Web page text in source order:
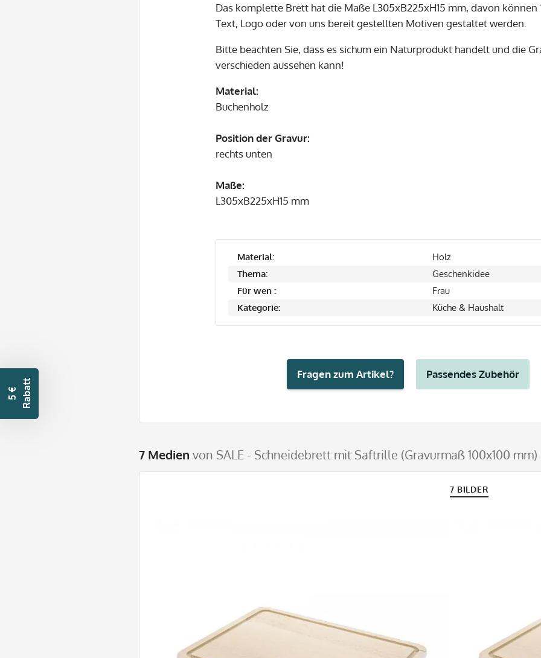
Das komplette Brett hat die Maße L305xB225xH15 mm, davon können
Text, Logo oder von uns bereit gestellten Motiven gestaltet werden.
Bitte beachten Sie, dass es sichum ein Naturprodukt handelt und die
verschieden aussehen kann!
Material:
Buchenholz
Position der Gravur:
rechts unten
Maße:
L305xB225xH15 mm
Material:
Holz
Thema:
Geschenkidee
Für wen :
Frau
Kategorie:
Küche & Haushalt
Fragen zum Artikel? Passendes Zubehör
7 Medien von SALE - Schneidebrett mit Saftrille (Gravurmaß 100x100 mm)
7 BILDER
5
€
R
a
b
a
t t